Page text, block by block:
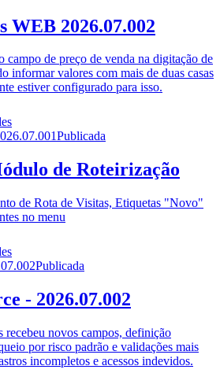
WEB 2026.07.002
campo de preço de venda na digitação de
informar valores com mais de duas casas
estiver configurado para isso.
Publicada
de Roteirização
de Rota de Visitas, Etiquetas "Novo"
no menu
Publicada
- 2026.07.002
recebeu novos campos, definição
por risco padrão e validações mais
incompletos e acessos indevidos.